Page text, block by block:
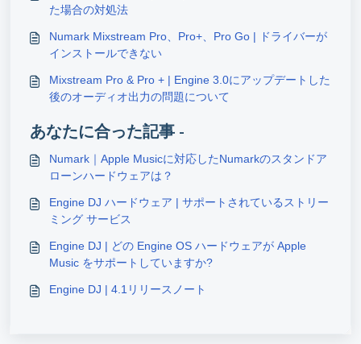
た場合の対処法
Numark Mixstream Pro、Pro+、Pro Go | ドライバーが
インストールできない
Mixstream Pro & Pro + | Engine 3.0にアップデートした
後のオーディオ出力の問題について
あなたに合った記事 -
Numark｜Apple Musicに対応したNumarkのスタンドア
ローンハードウェアは？
Engine DJ ハードウェア | サポートされているストリー
ミング サービス
Engine DJ | どの Engine OS ハードウェアが Apple
Music をサポートしていますか?
Engine DJ | 4.1リリースノート